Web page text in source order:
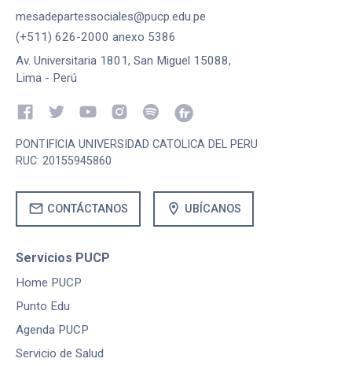
mesadepartessociales@pucp.edu.pe
(+511) 626-2000 anexo 5386
Av. Universitaria 1801, San Miguel 15088,
Lima - Perú
PONTIFICIA UNIVERSIDAD CATOLICA DEL PERU
RUC: 20155945860
mail CONTÁCTANOS location_on UBÍCANOS
Servicios PUCP
Home PUCP
Punto Edu
Agenda PUCP
Servicio de Salud